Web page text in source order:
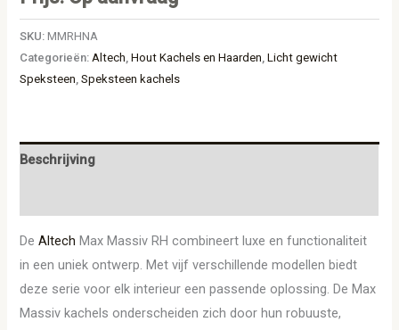
SKU:MMRHNA
Categorieën: Altech ,Hout Kachels en Haarden ,Licht gewicht
Speksteen ,Speksteen kachels
Beschrijving
DeAltech Max Massiv RH combineert luxe en functionaliteit
in een uniek ontwerp. Met vijf verschillende modellen biedt
deze serie voor elk interieur een passende oplossing. De Max
Massiv kachels onderscheiden zich door hun robuuste,